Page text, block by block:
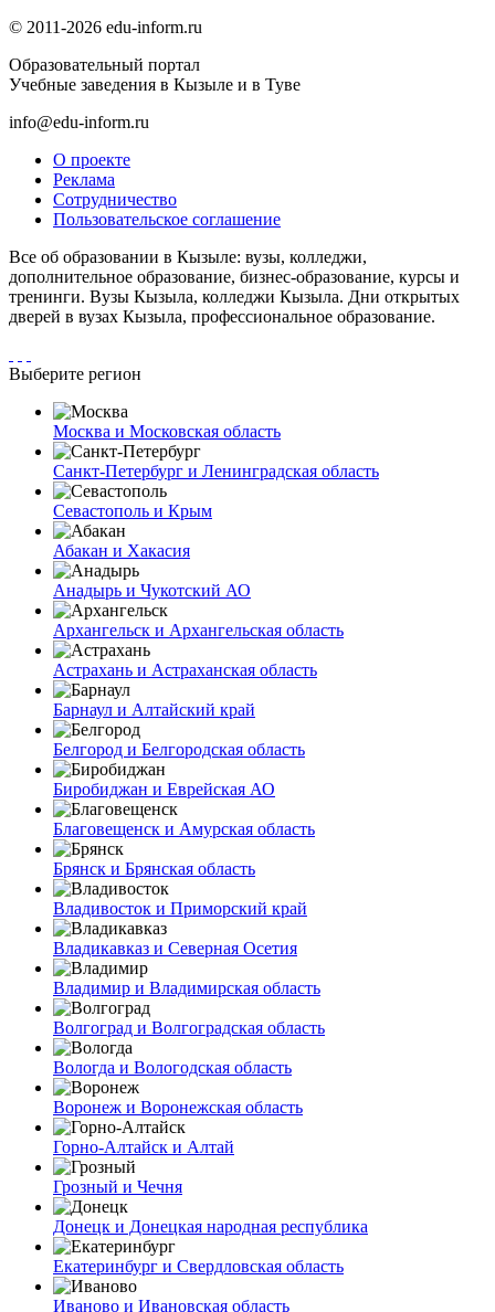
© 2011-2026 edu-inform.ru
Образовательный портал
Учебные заведения в Кызыле и в Туве
info@edu-inform.ru
О проекте
Реклама
Сотрудничество
Пользовательское соглашение
Все об образовании в Кызыле: вузы, колледжи,
дополнительное образование, бизнес-образование, курсы и
тренинги. Вузы Кызыла, колледжи Кызыла. Дни открытых
дверей в вузах Кызыла, профессиональное образование.
Выберите регион
Москва и Московская область
Санкт-Петербург и Ленинградская область
Севастополь и Крым
Абакан и Хакасия
Анадырь и Чукотский АО
Архангельск и Архангельская область
Астрахань и Астраханская область
Барнаул и Алтайский край
Белгород и Белгородская область
Биробиджан и Еврейская АО
Благовещенск и Амурская область
Брянск и Брянская область
Владивосток и Приморский край
Владикавказ и Северная Осетия
Владимир и Владимирская область
Волгоград и Волгоградская область
Вологда и Вологодская область
Воронеж и Воронежская область
Горно-Алтайск и Алтай
Грозный и Чечня
Донецк и Донецкая народная республика
Екатеринбург и Свердловская область
Иваново и Ивановская область